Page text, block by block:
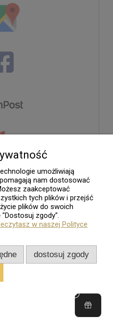
Sklep Numizmatyczny.Com
umożliwiają
nam dostosować
zaakceptować
tych plików i przejść
plików do swoich
zgody".
w naszej Polityce
dostosuj zgody